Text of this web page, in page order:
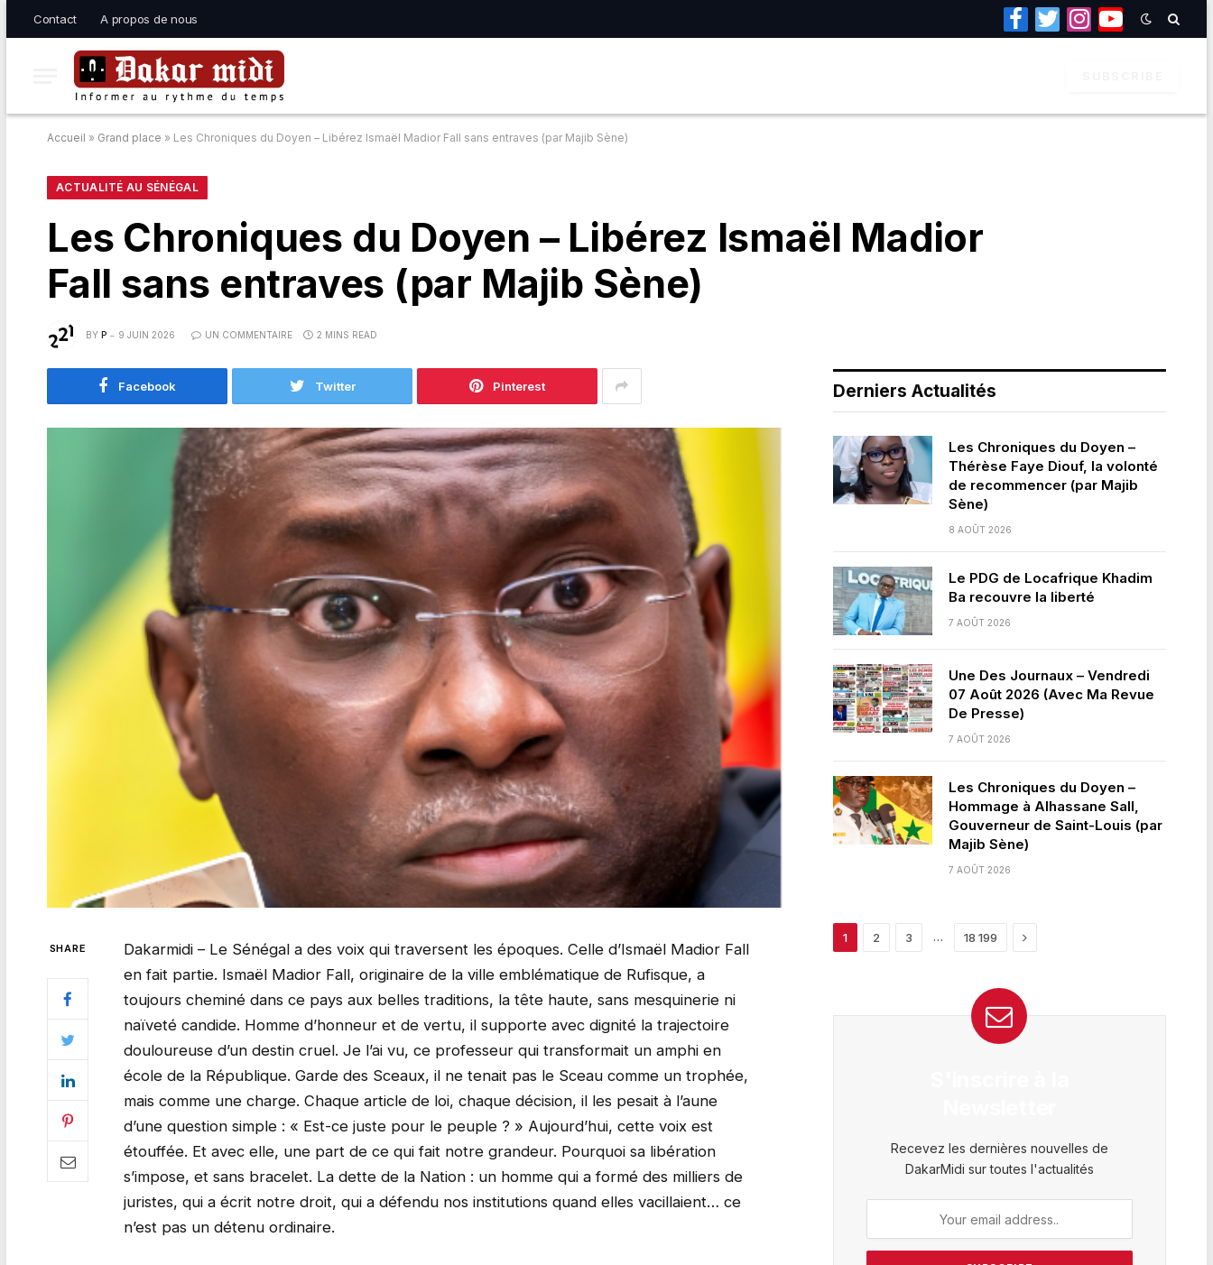
Contact A propos de nous
Facebook
TwitterInstagramYouTube
Accueil » Grand place » Les Chroniques du Doyen – Libérez Ismaël Madior Fall sans entraves (par Majib Sène)
ACTUALITÉ AU SÉNÉGAL
Les Chroniques du Doyen – Libérez Ismaël Madior
Fall sans entraves (par Majib Sène)
BY P 9 JUIN 2026 UN COMMENTAIRE 2 MINS READ
Facebook Twitter Pinterest
SHARE
Dakarmidi – Le Sénégal a des voix qui traversent les époques. Celle d’Ismaël Madior Fall
en fait partie. Ismaël Madior Fall, originaire de la ville emblématique de Rufisque, a
toujours cheminé dans ce pays aux belles traditions, la tête haute, sans mesquinerie ni
naïveté candide. Homme d’honneur et de vertu, il supporte avec dignité la trajectoire
douloureuse d’un destin cruel. Je l’ai vu, ce professeur qui transformait un amphi en
école de la République. Garde des Sceaux, il ne tenait pas le Sceau comme un trophée,
mais comme une charge. Chaque article de loi, chaque décision, il les pesait à l’aune
d’une question simple : « Est-ce juste pour le peuple ? » Aujourd’hui, cette voix est
étouffée. Et avec elle, une part de ce qui fait notre grandeur. Pourquoi sa libération
s’impose, et sans bracelet. La dette de la Nation : un homme qui a formé des milliers de
juristes, qui a écrit notre droit, qui a défendu nos institutions quand elles vacillaient… ce
n’est pas un détenu ordinaire.
Derniers Actualités
Les Chroniques du Doyen –
Thérèse Faye Diouf, la volonté
de recommencer (par Majib
Sène)
8 AOÛT 2026
Le PDG de Locafrique Khadim
Ba recouvre la liberté
7 AOÛT 2026
Une Des Journaux – Vendredi
07 Août 2026 (Avec Ma Revue
De Presse)
7 AOÛT 2026
Les Chroniques du Doyen –
Hommage à Alhassane Sall,
Gouverneur de Saint-Louis (par
Majib Sène)
7 AOÛT 2026
1 2 3 … 18 199 Next
Recevez les dernières nouvelles de
DakarMidi sur toutes l'actualités